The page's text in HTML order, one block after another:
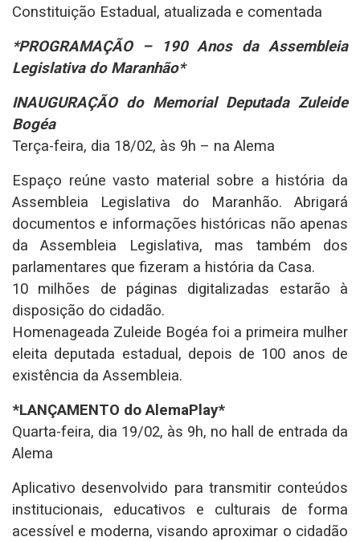
Constituição Estadual, atualizada e comentada
*PROGRAMAÇÃO – 190 Anos da Assembleia
Legislativa do Maranhão*
INAUGURAÇÃO do Memorial Deputada Zuleide
Bogéa
Terça-feira, dia 18/02, às 9h – na Alema
Espaço reúne vasto material sobre a história da
Assembleia Legislativa do Maranhão. Abrigará
documentos e informações históricas não apenas
da Assembleia Legislativa, mas também dos
parlamentares que fizeram a história da Casa.
10 milhões de páginas digitalizadas estarão à
disposição do cidadão.
Homenageada Zuleide Bogéa foi a primeira mulher
eleita deputada estadual, depois de 100 anos de
existência da Assembleia.
*LANÇAMENTO do AlemaPlay*
Quarta-feira, dia 19/02, às 9h, no hall de entrada da
Alema
Aplicativo desenvolvido para transmitir conteúdos
institucionais, educativos e culturais de forma
acessível e moderna, visando aproximar o cidadão